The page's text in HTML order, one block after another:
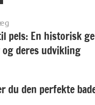
pels: En historisk
deres udvikling
du den perfekte